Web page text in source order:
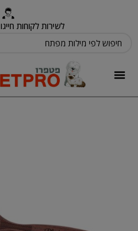
לשירות לקוחות חייגו